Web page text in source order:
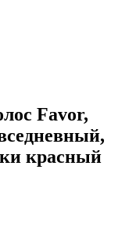
Favor,
красный